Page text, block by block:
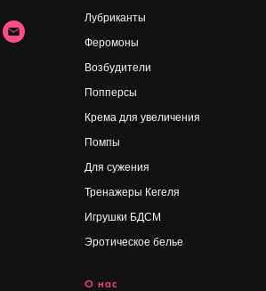
Лубриканты
Феромоны
Возбудители
Попперсы
Крема для увеличения
Помпы
Для сужения
Тренажеры Кегеля
Игрушки БДСМ
Эротическое белье
О нас